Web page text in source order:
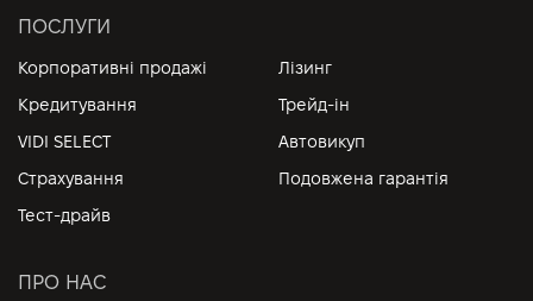
ПОСЛУГИ
Корпоративні продажі
Лізинг
Кредитування
Трейд-ін
VIDI SELECT
Автовикуп
Страхування
Подовжена гарантія
Тест-драйв
ПРО НАС